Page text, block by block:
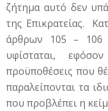
ζήτημα αυτό δεν
της Επικρατείας.
άρθρων 105 – 106
υφίσταται,
προϋποθέσεις που
παραλείπονται τα
που προβλέπει η